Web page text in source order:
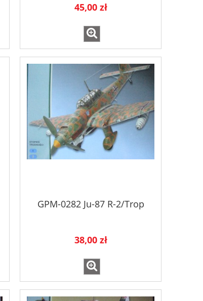
45,00 zł
GPM-0282 Ju-87 R-2/Trop
38,00 zł